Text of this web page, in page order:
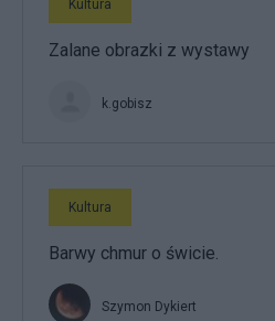
Kultura
Zalane obrazki z wystawy
k.gobisz
Kultura
Barwy chmur o świcie.
Szymon Dykiert